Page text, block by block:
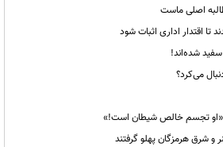
اصلی ماست
اقتدار اداری اثبات شود
شده‌اند!
تجسم خالص شیطان است!»